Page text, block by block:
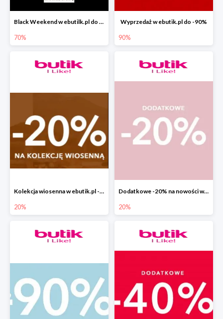
Black Weekend w ebutilk.pl do -70%
70%
Wyprzedaż w ebutik.pl do -90%
90%
Kolekcja wiosenna w ebutik.pl -20%
20%
Dodatkowe -20% na nowości w ebutik.pl
20%